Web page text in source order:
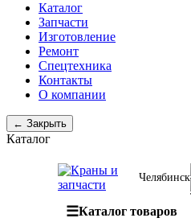
Каталог
Запчасти
Изготовление
Ремонт
Спецтехника
Контакты
О компании
← Закрыть
Каталог
Челябинск
☰Каталог товаров